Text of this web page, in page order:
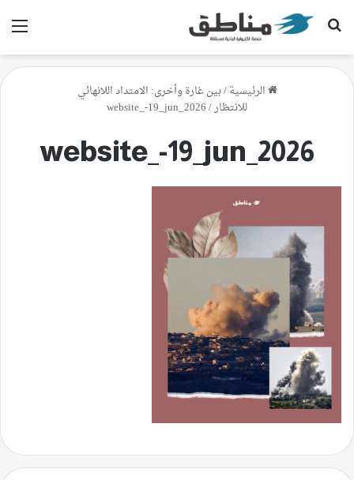
بحث عن
الرئيسية/بين غارة وأخرى: الامتداد اللانهائي
للانتظار/
website_-19_jun_2026
website_-19_jun_2026